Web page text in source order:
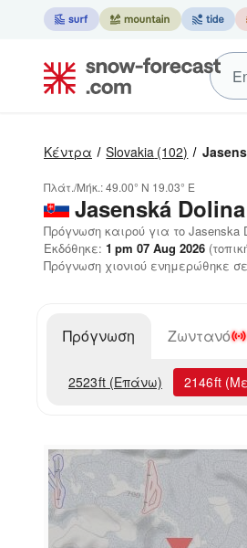
Κέντρα Slovakia (102)
Πλάτ./Μήκ.:49.00° N 19.03° E
Jasenská Dolina
Πρόγνωση καιρού για το Jasenska
Εκδόθηκε: 1 pm 07 Aug 2026
Πρόγνωση χιονιού ενημερώθηκε σε
Πρόγνωση Ζωντανό
2523ft (Επάνω) 2146ft